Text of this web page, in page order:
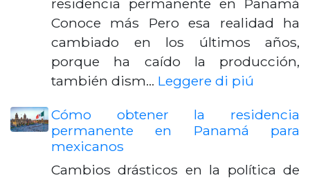
residencia permanente en Panamá
Conoce más Pero esa realidad ha
cambiado en los últimos años,
porque ha caído la producción,
también dism… Leggere di piú
Cómo obtener la residencia
permanente en Panamá para
mexicanos
Cambios drásticos en la política de